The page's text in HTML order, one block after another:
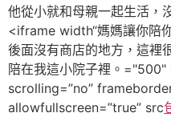
他從小就和母親一起生活，
<iframe width“媽媽讓你陪
後面沒有商店的地方，這裡
陪在我這小院子裡。
scrolling=”no”
allowfullscreen=”true” src